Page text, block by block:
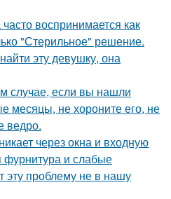
воспринимается как
"Стерильное" решение.
эту девушку, она
случае, если вы нашли
месяцы, не хороните его, не
ведро.
через окна и входную
и слабые
эту проблему не в нашу